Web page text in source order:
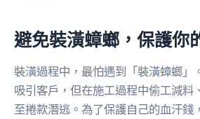
避免裝潢蟑螂，保護你
裝潢過程中，最怕遇到「裝潢蟑螂」
吸引客戶，但在施工過程中偷工減料
至捲款潛逃。為了保護自己的血汗錢